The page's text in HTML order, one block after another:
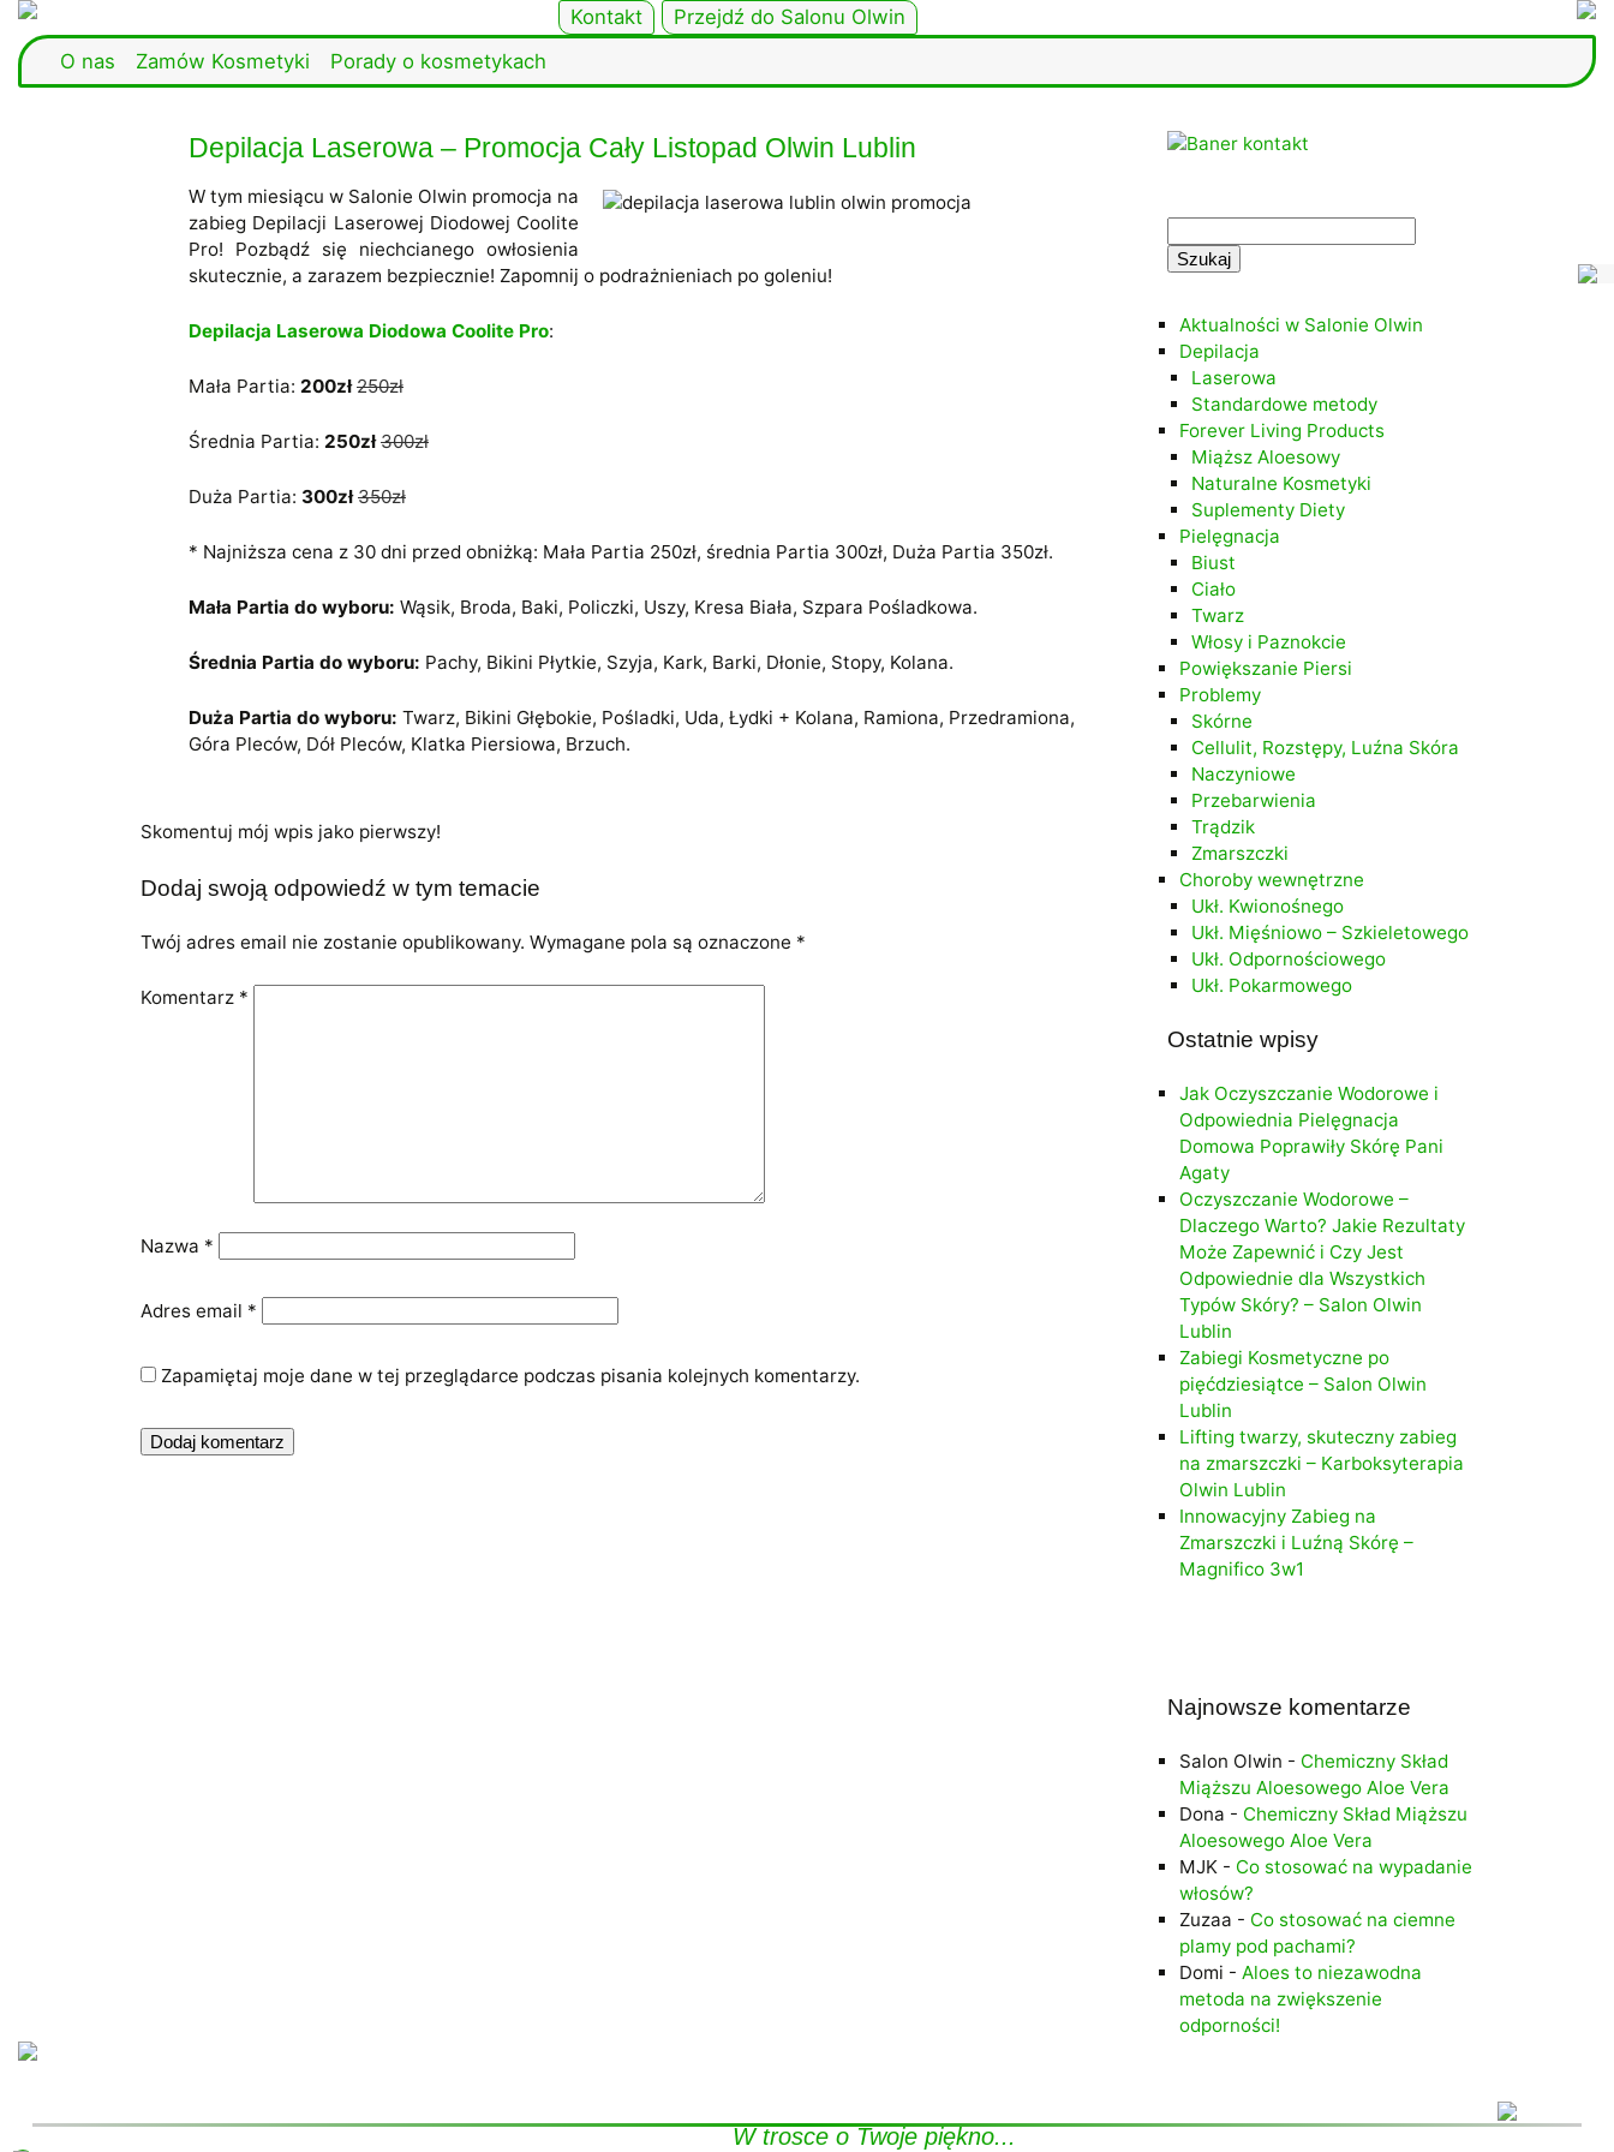
Kontakt
Przejdź do Salonu Olwin
O nas
Zamów Kosmetyki Porady o kosmetykach
Depilacja Laserowa – Promocja Cały Listopad Olwin Lublin
W tym miesiącu w Salonie Olwin promocja na
zabieg Depilacji Laserowej Diodowej Coolite
Pro! Pozbądź się niechcianego owłosienia
skutecznie, a zarazem bezpiecznie! Zapomnij o podrażnieniach po goleniu!
Depilacja Laserowa Diodowa Coolite Pro:
Mała Partia: 200zł 250zł
Średnia Partia: 250zł 300zł
Duża Partia: 300zł 350zł
* Najniższa cena z 30 dni przed obniżką: Mała Partia 250zł, średnia Partia 300zł, Duża Partia 350zł.
Mała Partia do wyboru: Wąsik, Broda, Baki, Policzki, Uszy, Kresa Biała, Szpara Pośladkowa.
Średnia Partia do wyboru: Pachy, Bikini Płytkie, Szyja, Kark, Barki, Dłonie, Stopy, Kolana.
Duża Partia do wyboru: Twarz, Bikini Głębokie, Pośladki, Uda, Łydki + Kolana, Ramiona, Przedramiona,
Góra Pleców, Dół Pleców, Klatka Piersiowa, Brzuch.
Skomentuj mój wpis jako pierwszy!
Dodaj swoją odpowiedź w tym temacie
Twój adres email nie zostanie opublikowany. Wymagane pola są oznaczone *
Komentarz *
Nazwa *
Adres email *
Zapamiętaj moje dane w tej przeglądarce podczas pisania kolejnych komentarzy.
Aktualności w Salonie Olwin
Depilacja
Laserowa
Standardowe metody
Forever Living Products
Miąższ Aloesowy
Naturalne Kosmetyki
Suplementy Diety
Pielęgnacja
Biust
Ciało
Twarz
Włosy i Paznokcie
Powiększanie Piersi
Problemy
Skórne
Cellulit, Rozstępy, Luźna Skóra
Naczyniowe
Przebarwienia
Trądzik
Zmarszczki
Choroby wewnętrzne
Ukł. Kwionośnego
Ukł. Mięśniowo – Szkieletowego
Ukł. Odpornościowego
Ukł. Pokarmowego
Ostatnie wpisy
Jak Oczyszczanie Wodorowe i
Odpowiednia Pielęgnacja
Domowa Poprawiły Skórę Pani
Agaty
Oczyszczanie Wodorowe –
Dlaczego Warto? Jakie Rezultaty
Może Zapewnić i Czy Jest
Odpowiednie dla Wszystkich
Typów Skóry? – Salon Olwin
Lublin
Zabiegi Kosmetyczne po
pięćdziesiątce – Salon Olwin
Lublin
Lifting twarzy, skuteczny zabieg
na zmarszczki – Karboksyterapia
Olwin Lublin
Innowacyjny Zabieg na
Zmarszczki i Luźną Skórę –
Magnifico 3w1
Najnowsze komentarze
Salon Olwin - Chemiczny Skład
Miąższu Aloesowego Aloe Vera
Dona - Chemiczny Skład Miąższu
Aloesowego Aloe Vera
MJK - Co stosować na wypadanie
włosów?
Zuzaa - Co stosować na ciemne
plamy pod pachami?
Domi - Aloes to niezawodna
metoda na zwiększenie
odporności!
W trosce o Twoje piękno...